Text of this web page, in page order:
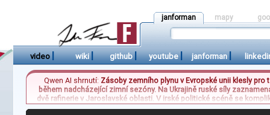
janforman mapy
video | wiki | github | youtube | janforman |
Qwen AI shrnutí: Zásoby zemního plynu v Evropské unii klesly
během nadcházející zimní sezóny. Na Ukrajině ruské síly
dvě rafinerie v Jaroslavské oblasti. V irské politické scéně se
Izraele a jeho absence hrozí vyvolat další nestabilitu. Mezi